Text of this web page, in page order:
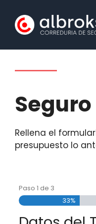
contenido
Rellena el
presupuesto lo
Paso 1 de 3
33%